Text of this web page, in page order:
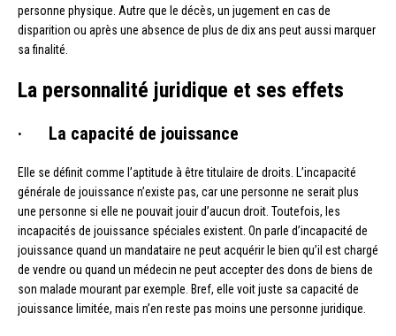
personne physique. Autre que le décès, un jugement en cas de
disparition ou après une absence de plus de dix ans peut aussi marquer
sa finalité.
La personnalité juridique et ses effets
· La capacité de jouissance
Elle se définit comme l’aptitude à être titulaire de droits. L’incapacité
générale de jouissance n’existe pas, car une personne ne serait plus
une personne si elle ne pouvait jouir d’aucun droit. Toutefois, les
incapacités de jouissance spéciales existent. On parle d’incapacité de
jouissance quand un mandataire ne peut acquérir le bien qu’il est chargé
de vendre ou quand un médecin ne peut accepter des dons de biens de
son malade mourant par exemple. Bref, elle voit juste sa capacité de
jouissance limitée, mais n’en reste pas moins une personne juridique.